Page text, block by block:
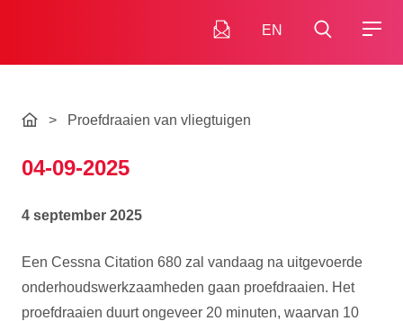
EN
> Proefdraaien van vliegtuigen
04-09-2025
4 september 2025
Een Cessna Citation 680 zal vandaag na uitgevoerde
onderhoudswerkzaamheden gaan proefdraaien. Het
proefdraaien duurt ongeveer 20 minuten, waarvan 10